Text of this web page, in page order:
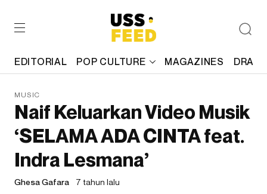
EDITORIAL POP CULTURE MAGAZINES
MUSIC
Naif Keluarkan Video Musik
‘SELAMA ADA CINTA feat.
Indra Lesmana’
Ghesa Gafara 7 tahun lalu